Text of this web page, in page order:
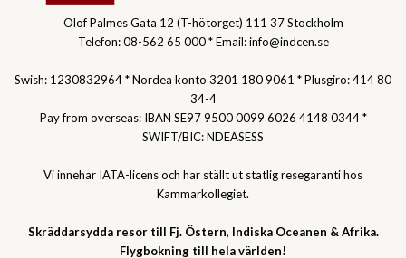
Olof Palmes Gata 12 (T-hötorget) 111 37 Stockholm
Telefon: 08-562 65 000 * Email: info@indcen.se
Swish: 1230832964 * Nordea konto 3201 180 9061 * Plusgiro: 414 80
34-4
Pay from overseas: IBAN SE97 9500 0099 6026 4148 0344 *
SWIFT/BIC: NDEASESS
Vi innehar IATA-licens och har ställt ut statlig resegaranti hos
Kammarkollegiet.
Skräddarsydda resor till Fj. Östern, Indiska Oceanen & Afrika.
Flygbokning till hela världen!